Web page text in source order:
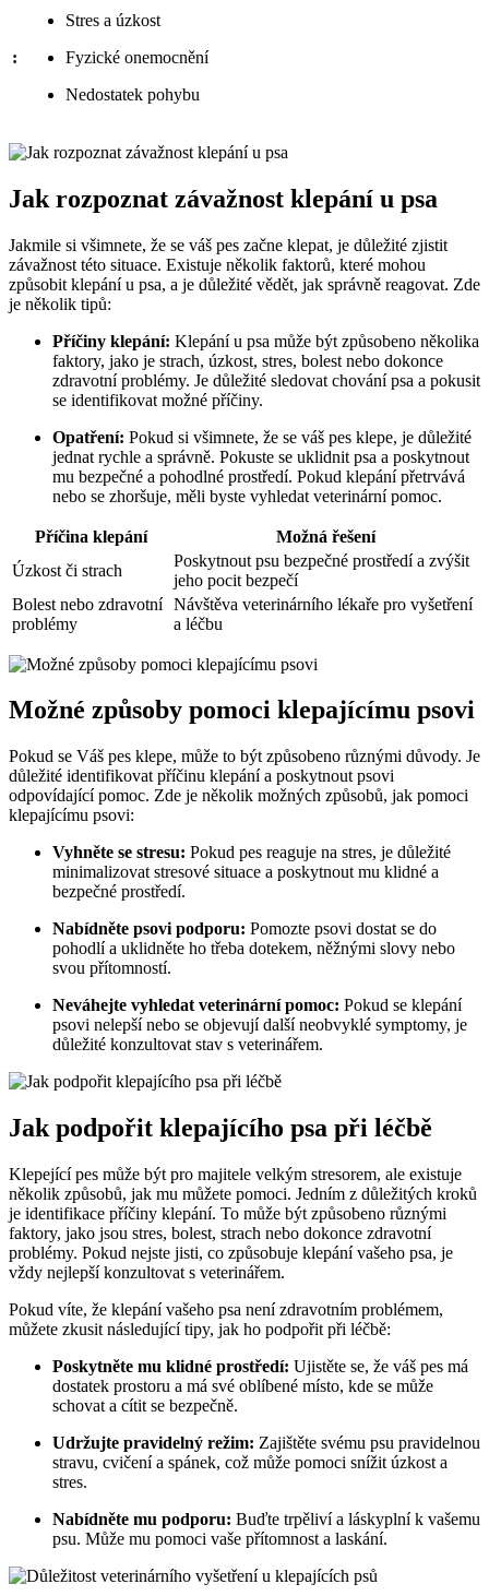
:
Stres ‌a ⁤úzkost
Fyzické onemocnění
Nedostatek pohybu
Jak rozpoznat závažnost klepání u psa
Jakmile si všimnete, že se váš pes začne klepat, je důležité zjistit
‌závažnost této situace. Existuje několik faktorů,⁣ které mohou
způsobit klepání u psa, a je důležité vědět, jak správně reagovat. Zde⁢
je několik tipů:
Příčiny klepání: Klepání u psa může být způsobeno několika
faktory, jako⁤ je strach, úzkost, stres, bolest nebo dokonce
zdravotní problémy. Je ⁤důležité sledovat chování‌ psa ‌a pokusit
se ⁣identifikovat ‍možné příčiny.
Opatření: Pokud si všimnete, že ⁣se váš pes klepe, je důležité
jednat rychle a ‌správně. Pokuste se ⁣uklidnit psa⁤ a poskytnout
mu bezpečné a pohodlné prostředí. Pokud⁣ klepání přetrvává
nebo se zhoršuje, ​měli​ byste vyhledat veterinární pomoc.
Příčina klepání
Možná řešení
Úzkost či strach
Poskytnout psu bezpečné prostředí a zvýšit
jeho pocit‍ bezpečí
Bolest nebo zdravotní
problémy
Návštěva veterinárního lékaře pro vyšetření
a léčbu
Možné způsoby ‍pomoci klepajícímu psovi
Pokud‌ se ‌Váš pes klepe, může to být⁣ způsobeno ‍různými důvody. Je
důležité identifikovat příčinu klepání a poskytnout psovi
odpovídající pomoc. ⁣Zde je‌ několik možných způsobů, jak pomoci
klepajícímu psovi:
Vyhněte se⁤ stresu: Pokud pes reaguje na stres,⁤ je důležité
‍minimalizovat stresové‍ situace ⁤a poskytnout mu⁤ klidné a​
bezpečné prostředí.
Nabídněte psovi podporu: Pomozte psovi dostat se​ do
pohodlí a ⁣uklidněte ⁤ho třeba dotekem, něžnými slovy⁢ nebo
svou ​přítomností.
Neváhejte vyhledat veterinární pomoc: Pokud​ se‍ klepání
⁤psovi nelepší nebo se objevují další neobvyklé symptomy, je
důležité konzultovat stav s veterinářem.
Jak podpořit klepajícího psa při léčbě
Klepející pes může být pro⁤ majitele velkým stresorem, ale existuje
několik způsobů, jak mu můžete pomoci. Jedním z důležitých ⁣kroků
je⁢ identifikace ⁤příčiny klepání. ​To ⁤může ⁤být způsobeno ⁢různými
faktory, jako⁣ jsou⁣ stres,​ bolest, strach nebo‌ dokonce zdravotní
problémy. Pokud⁤ nejste jisti, ⁢co způsobuje klepání vašeho psa,​ je
vždy nejlepší konzultovat s veterinářem.
Pokud víte, že klepání vašeho⁣ psa není ‌zdravotním problémem,
můžete zkusit následující tipy, jak ho podpořit při ⁤léčbě:
Poskytněte ⁣mu klidné prostředí: Ujistěte ⁣se, že váš⁣ pes má
‌dostatek prostoru a⁢ má‌ své oblíbené​ místo, kde se ⁣může
schovat a cítit se ⁢bezpečně.
Udržujte pravidelný režim: Zajištěte svému psu pravidelnou
stravu, cvičení a ⁢spánek, což může ⁣pomoci snížit úzkost‍ a
stres.
Nabídněte mu podporu: Buďte ⁣trpěliví‌ a láskyplní k ⁢vašemu
psu. Může⁢ mu⁣ pomoci vaše ​přítomnost a laskání.